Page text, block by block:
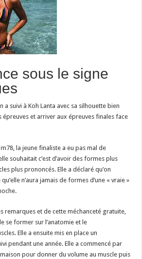
sous le signe
a suivi à Koh Lanta avec sa silhouette bien
épreuves et arriver aux épreuves finales face
la jeune finaliste a eu pas mal de
souhaitait c’est d’avoir des formes plus
plus prononcés. Elle a déclaré qu’on
n’aura jamais de formes d’une « vraie »
remarques et de cette méchanceté gratuite,
se former sur l’anatomie et le
Elle a ensuite mis en place un
pendant une année. Elle a commencé par
pour donner du volume au muscle puis